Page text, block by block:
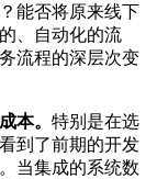
能否将原来线下
、自动化的流
流程的深层次变
本。 特别是在选
到了前期的开发
当集成的系统数